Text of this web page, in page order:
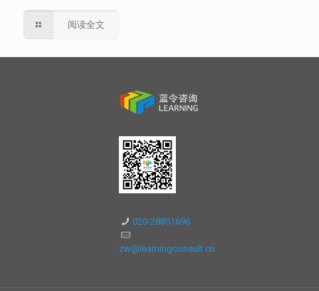
阅读全文
020-28851696
zw@learningconsult.cn